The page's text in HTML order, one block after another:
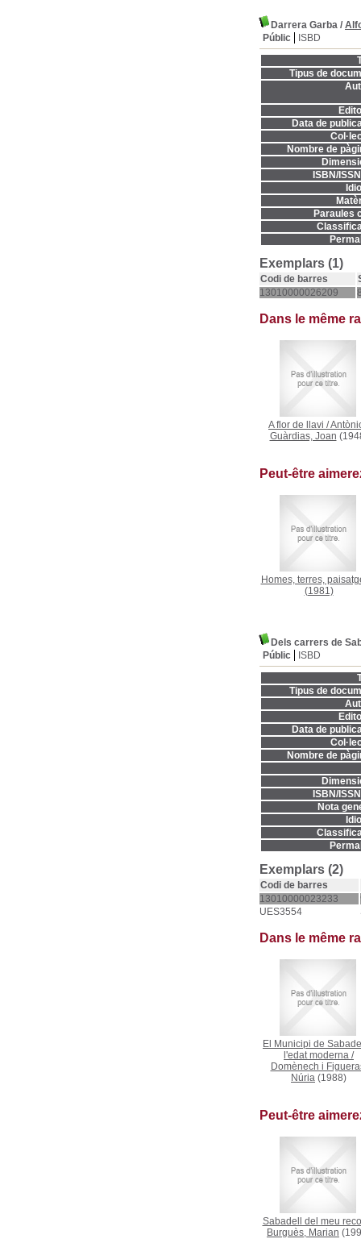
Darrera Garba /
Públic
ISBD
Tipus de
Data de
Nombre de
ISBN/
Paraules
Exemplars (1)
Codi de barres
13010000026209
Dans le même
A flor de llavi /
Guàrdias, Joan
Peut-être
Homes, terres,
(1981)
Dels carrers de
Públic
ISBD
Tipus de
Data de
Nombre de
ISBN/
Nota
Exemplars (2)
Codi de barres
13010000023233
UES3554
Dans le même
El Municipi de
l'edat moderna /
Domènech i
Núria (1988)
Peut-être
Sabadell del meu
Burguès, Marian